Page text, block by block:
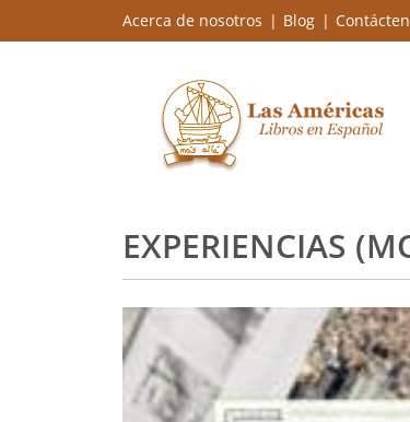
Acerca de nosotros Blog
EXPERIENCIAS